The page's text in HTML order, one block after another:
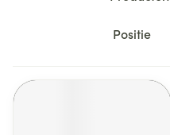
Sorteer op: